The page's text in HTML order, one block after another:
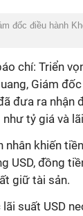
đốc điều hành
chí: Triển
Giám
đưa ra
tỷ giá và
nhân khiến
USD, đồng
giữ tài sản.
lãi suất USD